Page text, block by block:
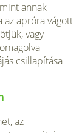
annak
az apróra vágott
vagy
csillapítása
az